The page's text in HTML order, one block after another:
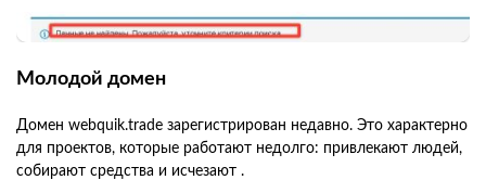
Молодой домен
Домен webquik.trade зарегистрирован недавно. Это характерно
для проектов, которые работают недолго: привлекают людей,
собирают средства и исчезают .